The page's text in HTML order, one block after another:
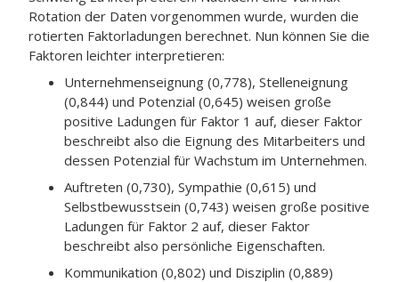
Rotation der Daten vorgenommen wurde, wurden die
rotierten Faktorladungen berechnet. Nun können Sie die
Faktoren leichter interpretieren:
Unternehmenseignung (0,778), Stelleneignung
(0,844) und Potenzial (0,645) weisen große
positive Ladungen für Faktor 1 auf, dieser Faktor
beschreibt also die Eignung des Mitarbeiters und
dessen Potenzial für Wachstum im Unternehmen.
Auftreten (0,730), Sympathie (0,615) und
Selbstbewusstsein (0,743) weisen große positive
Ladungen für Faktor 2 auf, dieser Faktor
beschreibt also persönliche Eigenschaften.
Kommunikation (0,802) und Disziplin (0,889)